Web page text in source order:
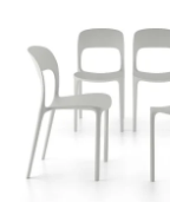
Cuiere
Oglinzi hol
Suport Umbrele
Console hol
Decoratiuni interioare